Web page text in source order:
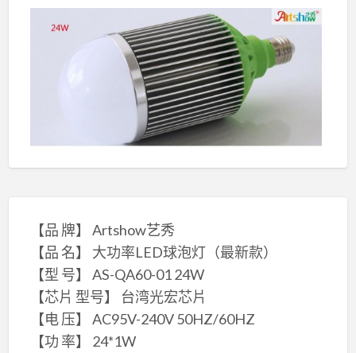
【品 牌】 Artshow艺秀
【品 名】 大功率LED球泡灯（最新款）
【型 号】 AS-QA60-01 24W
【芯片 型号】 台湾光宏芯片
【电 压】 AC95V-240V 50HZ/60HZ
【功 率】 24*1W